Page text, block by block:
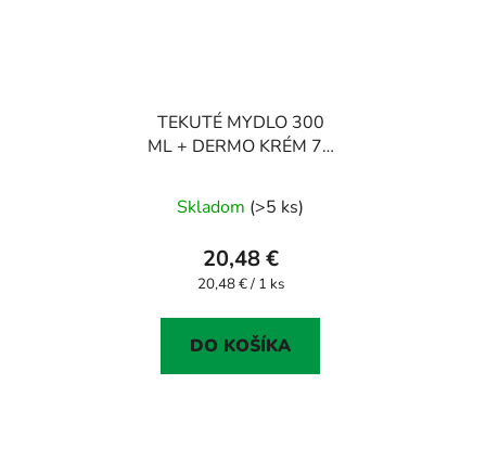
TEKUTÉ MYDLO 300
ML + DERMO KRÉM 75
Skladom (>5 ks)
20,48 €
Jednotková
20,48 € / 1 ks
DO KOŠÍKA